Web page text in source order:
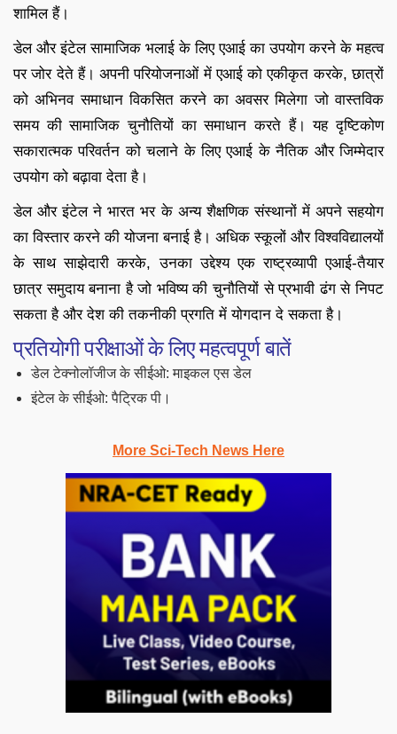
शामिल हैं।
डेल और इंटेल सामाजिक भलाई के लिए एआई का उपयोग करने के महत्व
पर जोर देते हैं। अपनी परियोजनाओं में एआई को एकीकृत करके, छात्रों
को अभिनव समाधान विकसित करने का अवसर मिलेगा जो वास्तविक
समय की सामाजिक चुनौतियों का समाधान करते हैं। यह दृष्टिकोण
सकारात्मक परिवर्तन को चलाने के लिए एआई के नैतिक और जिम्मेदार
उपयोग को बढ़ावा देता है।
डेल और इंटेल ने भारत भर के अन्य शैक्षणिक संस्थानों में अपने सहयोग
का विस्तार करने की योजना बनाई है। अधिक स्कूलों और विश्वविद्यालयों
के साथ साझेदारी करके, उनका उद्देश्य एक राष्ट्रव्यापी एआई-तैयार
छात्र समुदाय बनाना है जो भविष्य की चुनौतियों से प्रभावी ढंग से निपट
सकता है और देश की तकनीकी प्रगति में योगदान दे सकता है।
प्रतियोगी परीक्षाओं के लिए महत्वपूर्ण बातें
डेल टेक्नोलॉजीज के सीईओ: माइकल एस डेल
इंटेल के सीईओ: पैट्रिक पी।
More Sci-Tech News Here